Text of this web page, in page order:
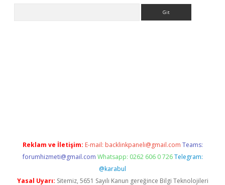
Reklam ve İletişim: E-mail: backlinkpaneli@gmail.com Teams:
forumhizmeti@gmail.com Whatsapp: 0262 606 0 726 Telegram:
@karabul
Yasal Uyarı: Sitemiz, 5651 Sayılı Kanun gereğince Bilgi Teknolojileri